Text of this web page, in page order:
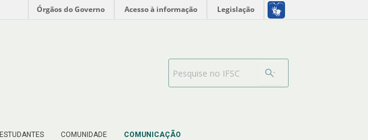
Órgãos do Governo Acesso à informação Legislação
ESTUDANTES COMUNIDADE COMUNICAÇÃO
Barra de busca